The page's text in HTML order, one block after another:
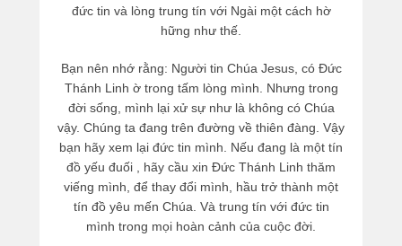
đức tin và lòng trung tín với Ngài một cách hờ
hững như thế.
Bạn nên nhớ rằng: Người tin Chúa Jesus, có Đức
Thánh Linh ờ trong tấm lòng mình. Nhưng trong
đời sống, mình lại xử sự như là không có Chúa
vậy. Chúng ta đang trên đường về thiên đàng. Vậy
bạn hãy xem lại đức tin mình. Nếu đang là một tín
đồ yếu đuối , hãy cầu xin Đức Thánh Linh thăm
viếng mình, để thay đổi mình, hầu trở thành một
tín đồ yêu mến Chúa. Và trung tín với đức tin
mình trong mọi hoàn cảnh của cuộc đời.